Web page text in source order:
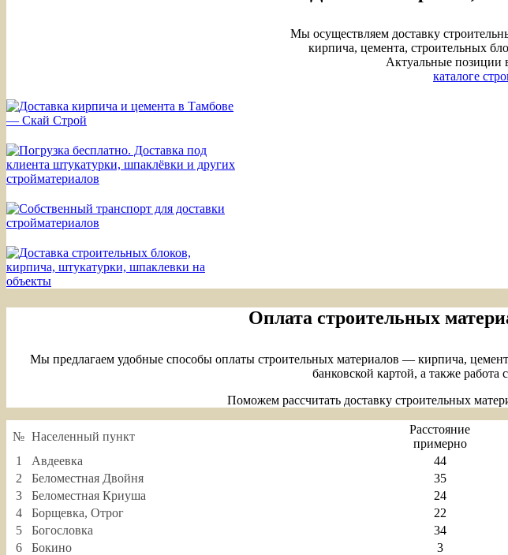
Мы осуществляем доставку
кирпича, цемента, строительных
Актуальные позиции
каталоге
Оплата строительных
Мы предлагаем удобные способы оплаты строительных материалов — кирпича,
банковской картой, а также
Поможем рассчитать доставку строительных
№ Населенный пункт
Расстояние
примерно
1
Авдеевка 44
2
Беломестная Двойня 35
3
Беломестная Криуша 24
4
Борщевка, Отрог 22
5
Богословка 34
6
Бокино 3